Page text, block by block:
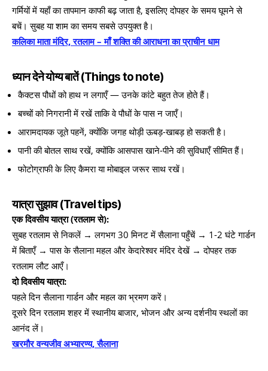
गर्मियों में यहाँ का तापमान काफी बढ़ जाता है, इसलिए दोपहर के समय घूमने से
बचें। सुबह या शाम का समय सबसे उपयुक्त है।
कलिका माता मंदिर, रतलाम – माँ शक्ति की आराधना का प्राचीन धाम
ध्यान देने योग्य बातें (Things to note)
कैक्टस पौधों को हाथ न लगाएँ — उनके कांटे बहुत तेज होते हैं।
बच्चों को निगरानी में रखें ताकि वे पौधों के पास न जाएँ।
आरामदायक जूते पहनें, क्योंकि जगह थोड़ी ऊबड़-खाबड़ हो सकती है।
पानी की बोतल साथ रखें, क्योंकि आसपास खाने-पीने की सुविधाएँ सीमित हैं।
फोटोग्राफी के लिए कैमरा या मोबाइल जरूर साथ रखें।
यात्रा सुझाव (Travel tips)
एक दिवसीय यात्रा (रतलाम से):
सुबह रतलाम से निकलें → लगभग 30 मिनट में सैलाना पहुँचें → 1-2 घंटे गार्डन
में बिताएँ → पास के सैलाना महल और केदारेश्वर मंदिर देखें → दोपहर तक
रतलाम लौट आएँ।
दो दिवसीय यात्रा:
पहले दिन सैलाना गार्डन और महल का भ्रमण करें।
दूसरे दिन रतलाम शहर में स्थानीय बाजार, भोजन और अन्य दर्शनीय स्थलों का
आनंद लें।
खरमौर वन्यजीव अभ्यारण्य, सैलाना